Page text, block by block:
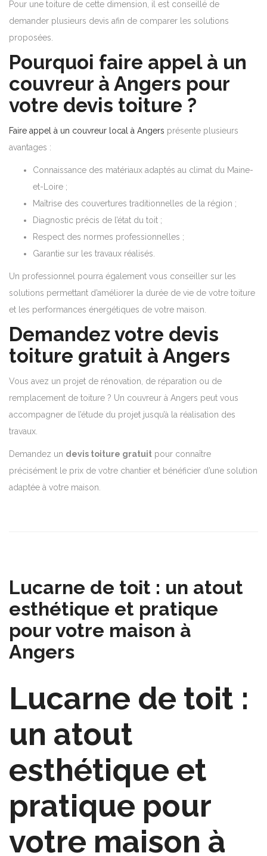
Pour une toiture de cette dimension, il est conseillé de
demander plusieurs devis afin de comparer les solutions
proposées.
Pourquoi faire appel à un
couvreur à Angers pour
votre devis toiture ?
Faire appel à un couvreur local à Angers présente plusieurs
avantages :
Connaissance des matériaux adaptés au climat du Maine-
et-Loire ;
Maîtrise des couvertures traditionnelles de la région ;
Diagnostic précis de l’état du toit ;
Respect des normes professionnelles ;
Garantie sur les travaux réalisés.
Un professionnel pourra également vous conseiller sur les
solutions permettant d’améliorer la durée de vie de votre toiture
et les performances énergétiques de votre maison.
Demandez votre devis
toiture gratuit à Angers
Vous avez un projet de rénovation, de réparation ou de
remplacement de toiture ? Un couvreur à Angers peut vous
accompagner de l’étude du projet jusqu’à la réalisation des
travaux.
Demandez un devis toiture gratuit pour connaître
précisément le prix de votre chantier et bénéficier d’une solution
adaptée à votre maison.
Lucarne de toit : un atout
esthétique et pratique
pour votre maison à
Angers
Lucarne de toit :
un atout
esthétique et
pratique pour
votre maison à